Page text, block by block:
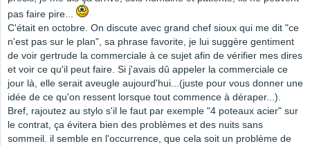
pas faire pire...
C'était en octobre. On discute avec grand chef sioux qui me dit "ce
n'est pas sur le plan", sa phrase favorite, je lui suggère gentiment
de voir gertrude la commerciale à ce sujet afin de vérifier mes dires
et voir ce qu'il peut faire. Si j'avais dû appeler la commerciale ce
jour là, elle serait aveugle aujourd'hui...(juste pour vous donner une
idée de ce qu'on ressent lorsque tout commence à déraper...).
Bref, rajoutez au stylo s'il le faut par exemple "4 poteaux acier" sur
le contrat, ça évitera bien des problèmes et des nuits sans
sommeil. il semble en l'occurrence, que cela soit un problème de